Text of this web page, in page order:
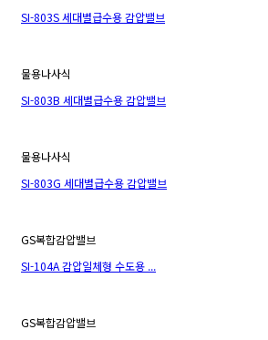
SI-803S 세대별급수용 감압밸브
물용나사식
SI-803B 세대별급수용 감압밸브
물용나사식
SI-803G 세대별급수용 감압밸브
GS복합감압밸브
SI-104A 감압일체형 수도용 ...
GS복합감압밸브